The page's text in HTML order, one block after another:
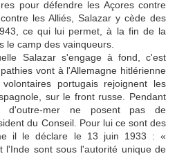
pour défendre les Açores contre
les Alliés, Salazar y cède des
ce qui lui permet, à la fin de la
le camp des vainqueurs.
Salazar s'engage à fond, c'est
vont à l'Allemagne hitlérienne
portugais rejoignent les
sur le front russe. Pendant
d'outre-mer ne posent pas de
du Conseil. Pour lui ce sont des
il le déclare le 13 juin 1933 : «
l'Inde sont sous l'autorité unique de